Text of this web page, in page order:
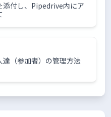
添付し、Pipedrive内にア
（参加者）の管理方法